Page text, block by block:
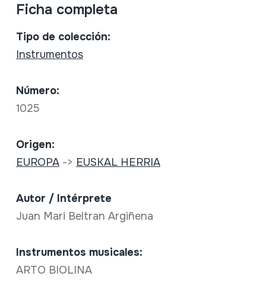
Ficha completa
Tipo de colección:
Instrumentos
Número:
1025
Origen:
EUROPA-> EUSKAL HERRIA
Autor / Intérprete
Juan Mari Beltran Argiñena
Instrumentos musicales:
ARTO BIOLINA